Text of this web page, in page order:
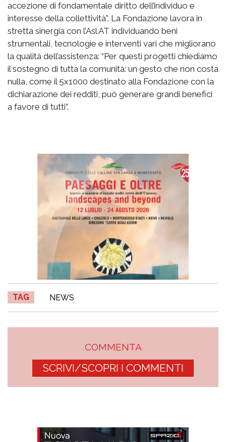
accezione di fondamentale diritto dell’individuo e
interesse della collettività”. La Fondazione lavora in
stretta sinergia con l’Asl AT individuando beni
strumentali, tecnologie e interventi vari che migliorano
la qualità dell’assistenza: “Per questi progetti chiediamo
il sostegno di tutta la comunità: un gesto che non costa
nulla, come il 5x1000 destinato alla Fondazione con la
dichiarazione dei redditi, può generare grandi benefici
a favore di tutti”.
TAG NEWS
COMMENTA
SCRIVI/SCOPRI I COMMENTI